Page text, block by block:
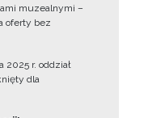
muzealnymi –
oferty bez
2025 r. oddział
dla